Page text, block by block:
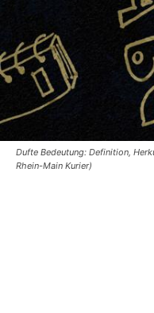
Dufte Bedeutung: Definition,
Rhein-Main Kurier)